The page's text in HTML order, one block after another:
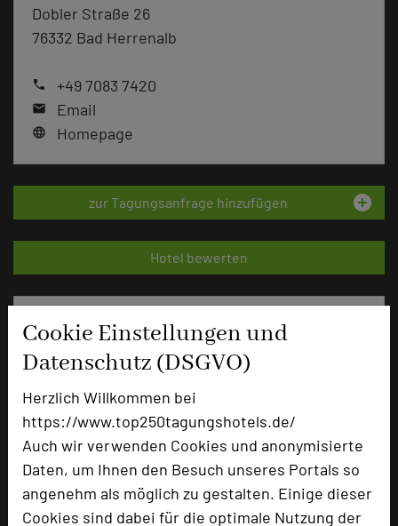
Cookie Einstellungen und
Datenschutz (DSGVO)
Herzlich Willkommen bei
https://www.top250tagungshotels.de/
Auch wir verwenden Cookies und anonymisierte
Daten, um Ihnen den Besuch unseres Portals so
angenehm als möglich zu gestalten. Einige dieser
Cookies sind dabei für die optimale Nutzung der
Dobler Straße 26
76332 Bad Herrenalb
phone +49 7083 7420
mail Email
language Homepage
zur Tagungsanfrage hinzufügen add_circle
Hotel bewerten
Hoteldaten
Max. Tagungskapazität (Personen)
U-Form
Parlamentarisch
Reihenbestuhlung
100
Ausstellungsfläche 70 qm